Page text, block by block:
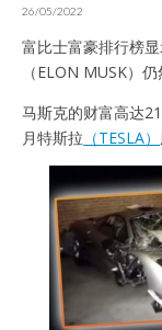
26/05/2022
富比士富豪排行榜
（ELON MUSK）
马斯克的财富高达
月特斯拉 （TESLA）